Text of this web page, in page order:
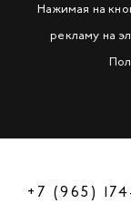
Нажимая на
рекламу на
+7 (965)